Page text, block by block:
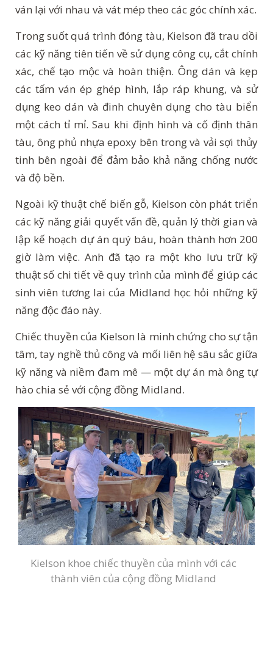
ván lại với nhau và vát mép theo các góc chính xác.
Trong suốt quá trình đóng tàu, Kielson đã trau dồi
các kỹ năng tiên tiến về sử dụng công cụ, cắt chính
xác, chế tạo mộc và hoàn thiện. Ông dán và kẹp
các tấm ván ép ghép hình, lắp ráp khung, và sử
dụng keo dán và đinh chuyên dụng cho tàu biển
một cách tỉ mỉ. Sau khi định hình và cố định thân
tàu, ông phủ nhựa epoxy bên trong và vải sợi thủy
tinh bên ngoài để đảm bảo khả năng chống nước
và độ bền.
Ngoài kỹ thuật chế biến gỗ, Kielson còn phát triển
các kỹ năng giải quyết vấn đề, quản lý thời gian và
lập kế hoạch dự án quý báu, hoàn thành hơn 200
giờ làm việc. Anh đã tạo ra một kho lưu trữ kỹ
thuật số chi tiết về quy trình của mình để giúp các
sinh viên tương lai của Midland học hỏi những kỹ
năng độc đáo này.
Chiếc thuyền của Kielson là minh chứng cho sự tận
tâm, tay nghề thủ công và mối liên hệ sâu sắc giữa
kỹ năng và niềm đam mê — một dự án mà ông tự
hào chia sẻ với cộng đồng Midland.
Kielson khoe chiếc thuyền của mình với các
thành viên của cộng đồng Midland